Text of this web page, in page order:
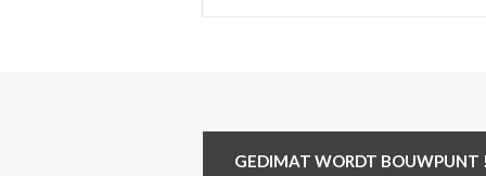
GEDIMAT WORDT BOUWPUNT